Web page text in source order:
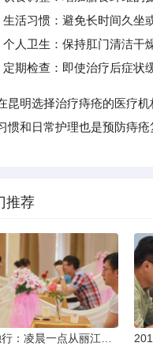
习惯：避免长时间久坐或
卫生：保持肛门清洁干燥
检查：即使治疗后症状缓
昆明选择治疗痔疮的医疗
惯和日常护理也是预防痔
推荐